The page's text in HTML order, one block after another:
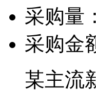
采购量：
采购金
某主流